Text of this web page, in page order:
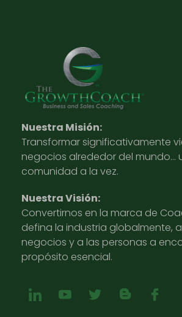
Nuestra Misión:
Transformar significativamente
negocios alrededor del mundo…
comunidad a la vez.
Nuestra Visión:
Convertirnos en la marca de
defina la industria globalmente,
negocios y a las personas a
propósito esencial.